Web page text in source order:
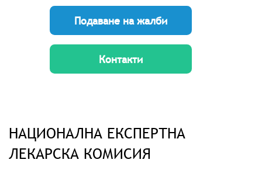
Контакти
Подаване на жалби
НАЦИОНАЛНА ЕКСПЕРТНА
ЛЕКАРСКА КОМИСИЯ